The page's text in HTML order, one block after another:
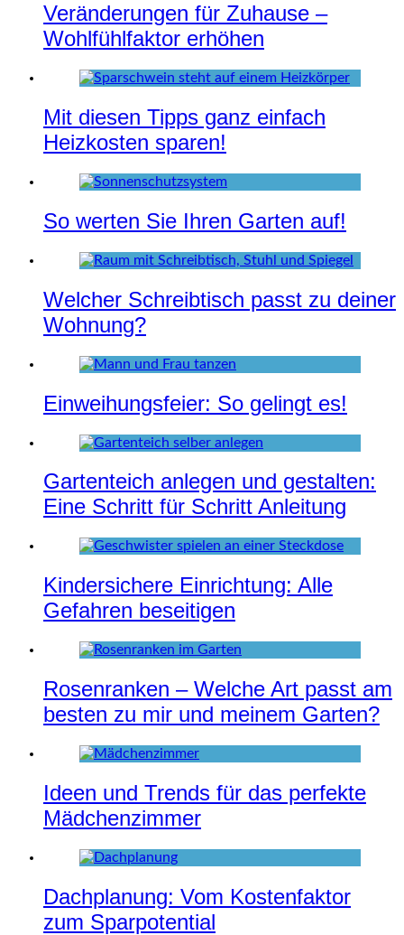
Veränderungen für Zuhause –
Wohlfühlfaktor erhöhen
Mit diesen Tipps ganz einfach
Heizkosten sparen!
So werten Sie Ihren Garten auf!
Welcher Schreibtisch passt zu deiner
Wohnung?
Einweihungsfeier: So gelingt es!
Gartenteich anlegen und gestalten:
Eine Schritt für Schritt Anleitung
Kindersichere Einrichtung: Alle
Gefahren beseitigen
Rosenranken – Welche Art passt am
besten zu mir und meinem Garten?
Ideen und Trends für das perfekte
Mädchenzimmer
Dachplanung: Vom Kostenfaktor
zum Sparpotential